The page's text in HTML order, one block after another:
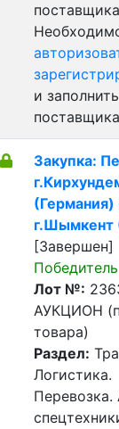
и
Закупка:
(Германия)
г.Шымкент
[Завершен]
Лот №:
АУКЦИОН
товара)
Раздел:
Логистика.
Перевозка.